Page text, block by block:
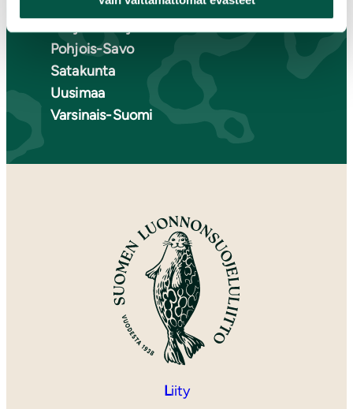
Pohjois-Karjala
Pohjois-Savo
Satakunta
Uusimaa
Varsinais-Suomi
Liity